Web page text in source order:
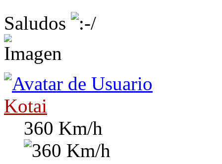
Saludos
Kotai
360 Km/h